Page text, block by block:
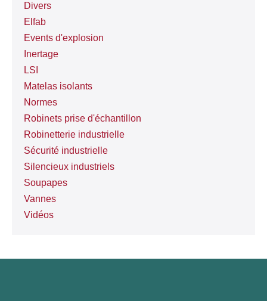
Divers
Elfab
Events d'explosion
Inertage
LSI
Matelas isolants
Normes
Robinets prise d'échantillon
Robinetterie industrielle
Sécurité industrielle
Silencieux industriels
Soupapes
Vannes
Vidéos